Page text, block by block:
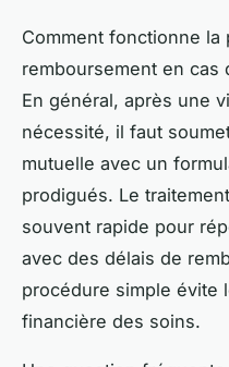
Comment fonctionne la
remboursement en cas
En général, après une
nécessité, il faut
mutuelle avec un
prodigués. Le
souvent rapide pour
avec des délais de
procédure simple évite
financière des soins.